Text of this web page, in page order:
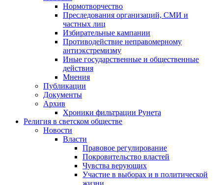
Нормотворчество
Преследования организаций, СМИ и
частных лиц
Избирательные кампании
Противодействие неправомерному
антиэкстремизму
Иные государственные и общественные
действия
Мнения
Публикации
Документы
Архив
Хроники фильтрации Рунета
Религия в светском обществе
Новости
Власти
Правовое регулирование
Покровительство властей
Чувства верующих
Участие в выборах и в политической